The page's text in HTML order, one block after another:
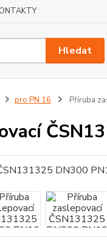
Hledat
pro PN 16 Příruba